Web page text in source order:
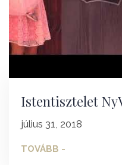
Istentisztelet
július 31, 2018
TOVÁBB -